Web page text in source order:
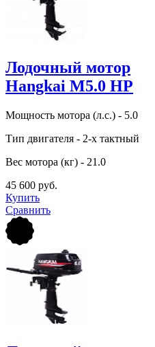
Лодочный мотор
Hangkai M5.0 HP
Мощность мотора (л.с.) - 5.0
Тип двигателя - 2-х тактный
Вес мотора (кг) - 21.0
45 600 руб.
Купить
Сравнить